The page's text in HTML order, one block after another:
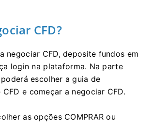
CFD?
negociar CFD, deposite fundos em
login na plataforma. Na parte
escolher a guia de
e começar a negociar CFD.
as opções COMPRAR ou